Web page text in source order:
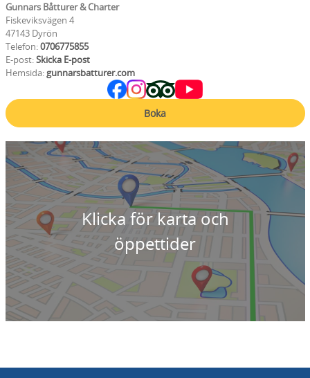
Gunnars Båtturer & Charter
Fiskeviksvägen 4
47143 Dyrön
Telefon:0706775855
E-post:Skicka E-post
Hemsida:gunnarsbatturer.com
Boka
Klicka för karta och
öppettider